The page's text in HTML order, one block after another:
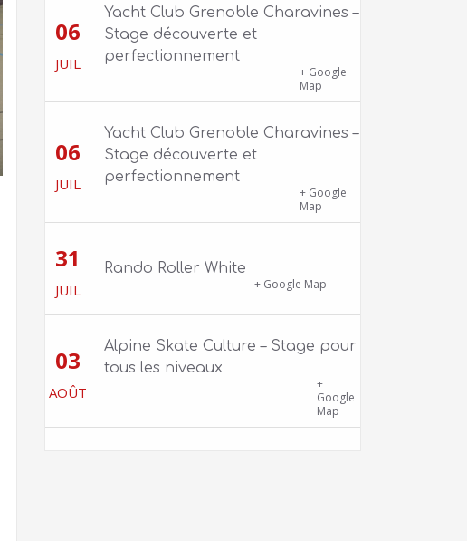
06
JUIL
Yacht Club Grenoble Charavines –
Stage découverte et
perfectionnement
+ Google
Map
06
JUIL
Yacht Club Grenoble Charavines –
Stage découverte et
perfectionnement
+ Google
Map
31
JUIL
Rando Roller White
+ Google Map
03
AOÛT
Alpine Skate Culture – Stage pour
tous les niveaux
+
Google
Map